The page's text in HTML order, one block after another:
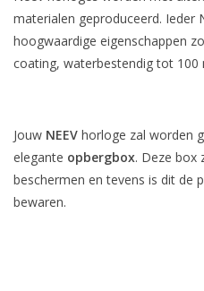
materialen geproduceerd. Ieder
hoogwaardige eigenschappen
coating, waterbestendig tot 100
Jouw NEEV horloge zal worden
elegante opbergbox. Deze box
beschermen en tevens is dit de
bewaren.